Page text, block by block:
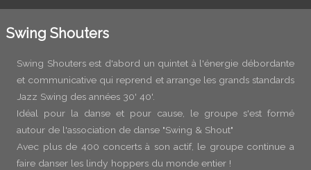
Swing Shouters
Swing Shouters est d'abord un quintet à l'énergie débordante
et communicative qui reprend et arrange les grands standards
Jazz Swing des années 30' 40'.
Idéal pour la danse et pour cause, le groupe s'est formé
autour de l'association de danse "Swing & Shout"
Avec plus de 400 concerts à son actif, le groupe continue a
faire danser les lindy hoppers du monde entier !